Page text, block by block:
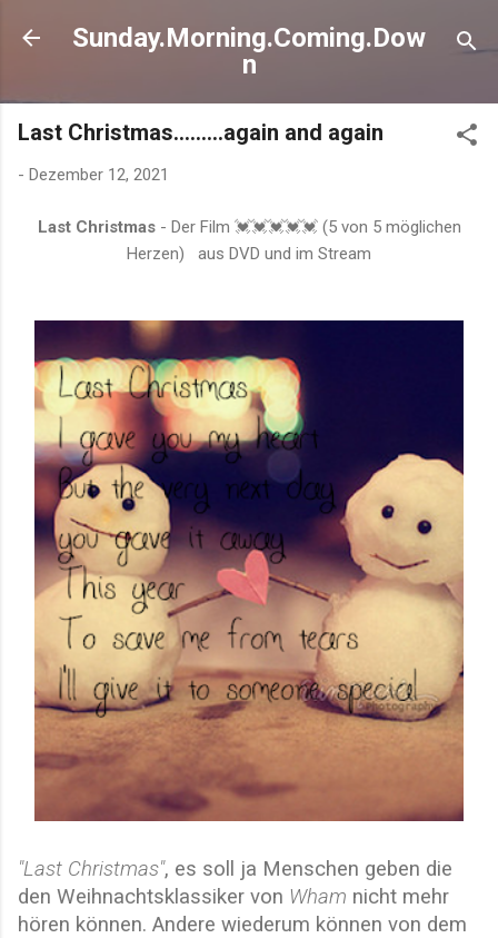
Direkt zum Hauptbereich
Sunday.Morning.Coming.Dow
n
Last Christmas.........again and again
- Dezember 12, 2021
Last Christmas- Der Film 💓💓💓💓💓 (5 von 5 möglichen
Herzen) aus DVD und im Stream
"Last Christmas", es soll ja Menschen geben die
den Weihnachtsklassiker von Wham nicht mehr
hören können. Andere wiederum können von dem